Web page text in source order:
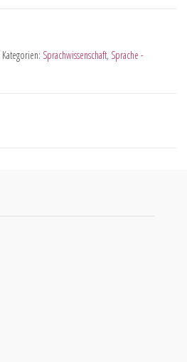
Kategorien: Sprachwissenschaft, Sprache -